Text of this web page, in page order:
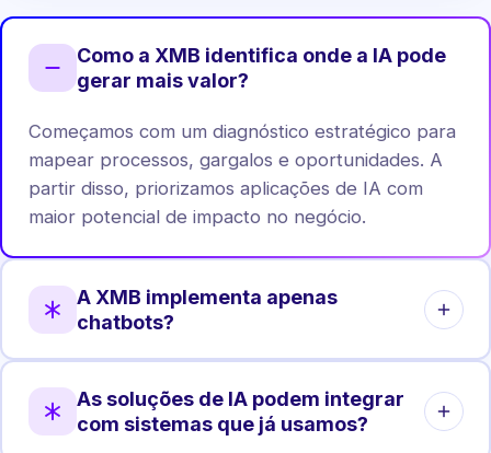
Como a XMB identifica onde a IA pode
gerar mais valor?
Começamos com um diagnóstico estratégico para
mapear processos, gargalos e oportunidades. A
partir disso, priorizamos aplicações de IA com
maior potencial de impacto no negócio.
A XMB implementa apenas
chatbots?
Atuamos em automação de processos, análise de
dados, agentes internos, integrações e
As soluções de IA podem integrar
com sistemas que já usamos?